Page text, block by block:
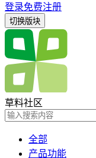
登录免费注册
切换版块
草料社区
全部
产品功能